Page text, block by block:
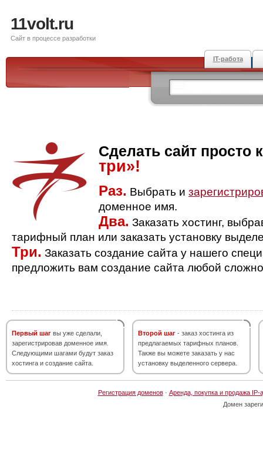
11volt.ru
Сайт в процессе разработки
IT-работа
Сделать сайт просто
три»!
Раз. Выбрать и
доменное имя.
Два. Заказать хостинг,
тарифный план или заказать установку
Три. Заказать создание сайта у нашего
предложить вам создание сайта любой
Первый шаг вы уже сделали,
зарегистрировав доменное имя.
Следующими шагами будут заказ
хостинга и создание сайта.
Второй шаг - заказ хостинга из
предлагаемых тарифных планов.
Также вы можете заказать у нас
установку выделенного сервера.
Регистрация доменов· Аренда, покупка и продажа IP-
Домен